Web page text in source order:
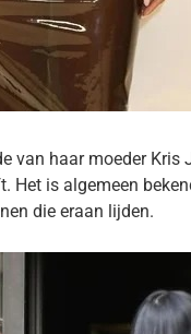
van haar moeder Kris
Het is algemeen
die eraan lijden.